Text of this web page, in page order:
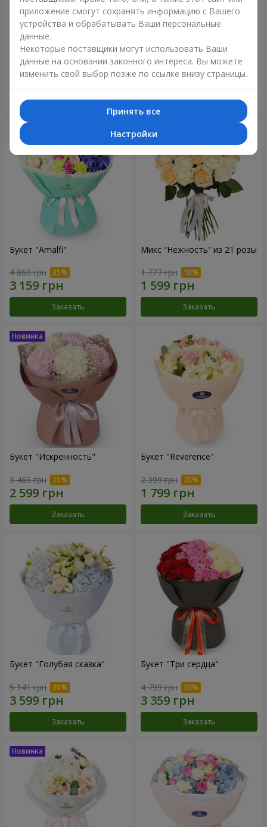
Букет "Blue ball"
3 284 грн
Заказать
5 475 грн
Заказать
Букет "Amalfi"
4 860 грн
Заказать
Микс “Нежность” из 21 розы
1 777 грн
Заказать
Букет "Искренность"
3 465 грн
Заказать
Букет "Reverence"
2 399 грн
Заказать
Букет "Голубая сказка"
5 141 грн
Заказать
Букет "Три сердца"
4 799 грн
Заказать
приложение смогут сохранять информацию с Вашего
устройства и обрабатывать Ваши персональные
данные.
Некоторые поставщики могут использовать Ваши
данные на основании законного интереса. Вы можете
изменить свой выбор позже по ссылке внизу страницы.
Принять все
Настройки